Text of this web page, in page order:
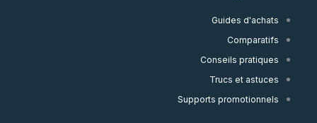
Guides d'achats
Comparatifs
Conseils pratiques
Trucs et astuces
Supports promotionnels